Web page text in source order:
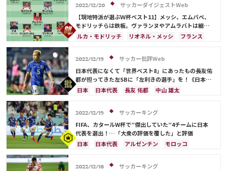
アクラフ・ハキミ
2022/12/20
サッカーダイジェストWeb
【現地特派が選ぶＷ杯ベスト11】メッシ、エムバペ、
モドリッチらは鉄板。ヴァランヌやアムラバトは細い
動きが傑出！
ルカ・モドリッチ リオネル・メッシ
フランス
日本
カタール イングランド
アクラフ・ハキミ
アントワーヌ・グリーズマン
ラファエル・バラン
2022/12/19
サッカー批評Web
日本代表になくて「世界ベスト8」にあったもの――長友佑
都が担ってきた左SBに「左利きの選手」を！《日本代
表現地ルポ》
日本 日本代表 長友 佑都
中山 雄太
ビニシウス・ジュニオー
クロアチア
イングランド
オランダ
ポルトガル
アルゼンチン
モロッコ
佐々木 翔
アクラフ・ハキミ
2022/12/19
サッカーキング
FIFA、カタールW杯で”傑出していた”4チームに日本
代表を選出！…「大衆の評価を覆した」と評価
日本
日本代表 アルゼンチン
モロッコ
リオネル・メッシ
サウジアラビア
2022/12/18
サッカーキング